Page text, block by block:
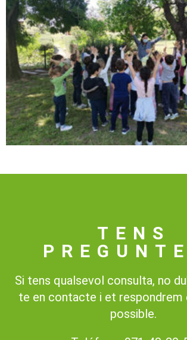
TENS
Si tens qualsevol consulta, no
te en contacte i et respondrem
possible.